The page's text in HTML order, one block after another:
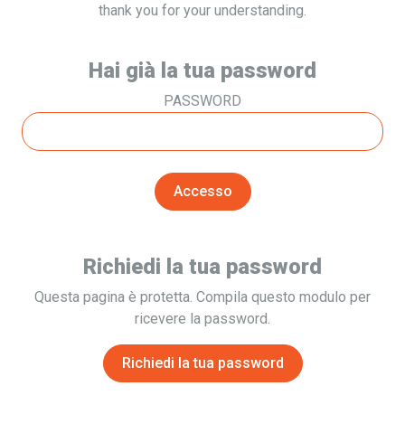
thank you for your understanding.
Hai già la tua password
PASSWORD
Richiedi la tua password
Questa pagina è protetta. Compila questo modulo per
ricevere la password.
Richiedi la tua password